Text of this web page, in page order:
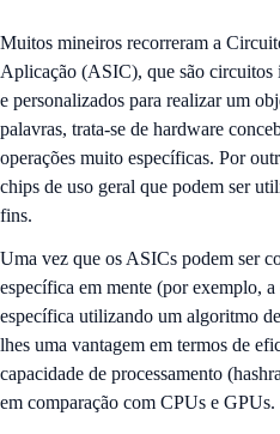
Muitos mineiros recorreram a
Aplicação (ASIC), que são circuitos
e personalizados para realizar um
palavras, trata-se de hardware
operações muito específicas. Por
chips de uso geral que podem ser
fins.
Uma vez que os ASICs podem ser
específica em mente (por exemplo,
específica utilizando um algoritmo
lhes uma vantagem em termos de
capacidade de processamento
em comparação com CPUs e GPUs.